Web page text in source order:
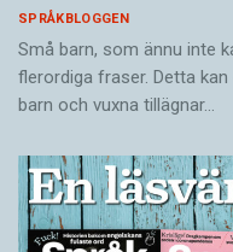
SPRÅKBLOGGEN
Små barn, som ännu inte
flerordiga fraser. Detta
barn och vuxna tillägnar…